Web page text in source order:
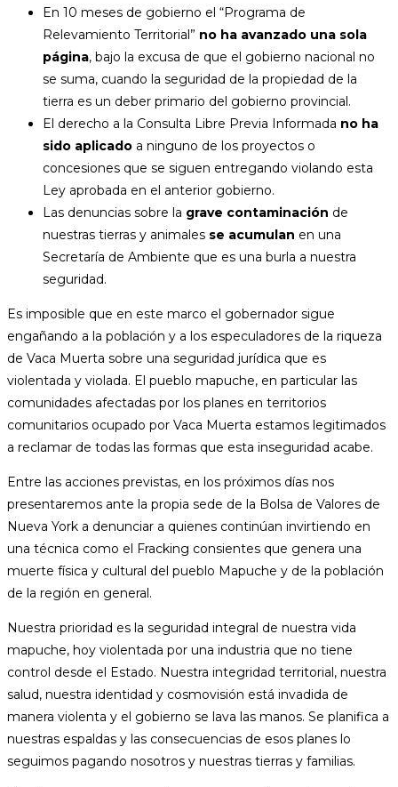
En 10 meses de gobierno el “Programa de
Relevamiento Territorial” no ha avanzado una sola
página, bajo la excusa de que el gobierno nacional no
se suma, cuando la seguridad de la propiedad de la
tierra es un deber primario del gobierno provincial.
El derecho a la Consulta Libre Previa Informada no ha
sido aplicado a ninguno de los proyectos o
concesiones que se siguen entregando violando esta
Ley aprobada en el anterior gobierno.
Las denuncias sobre la grave contaminación de
nuestras tierras y animales se acumulan en una
Secretaría de Ambiente que es una burla a nuestra
seguridad.
Es imposible que en este marco el gobernador sigue
engañando a la población y a los especuladores de la riqueza
de Vaca Muerta sobre una seguridad jurídica que es
violentada y violada. El pueblo mapuche, en particular las
comunidades afectadas por los planes en territorios
comunitarios ocupado por Vaca Muerta estamos legitimados
a reclamar de todas las formas que esta inseguridad acabe.
Entre las acciones previstas, en los próximos días nos
presentaremos ante la propia sede de la Bolsa de Valores de
Nueva York a denunciar a quienes continúan invirtiendo en
una técnica como el Fracking consientes que genera una
muerte física y cultural del pueblo Mapuche y de la población
de la región en general.
Nuestra prioridad es la seguridad integral de nuestra vida
mapuche, hoy violentada por una industria que no tiene
control desde el Estado. Nuestra integridad territorial, nuestra
salud, nuestra identidad y cosmovisión está invadida de
manera violenta y el gobierno se lava las manos. Se planifica a
nuestras espaldas y las consecuencias de esos planes lo
seguimos pagando nosotros y nuestras tierras y familias.